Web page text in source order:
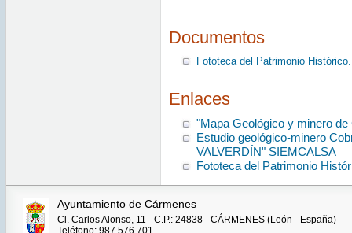
Documentos
Fototeca del Patrimonio
Enlaces
"Mapa Geológico y minero
Estudio geológico-minero
VALVERDÍN" SIEMCALSA
Fototeca del Patrimonio
Ayuntamiento de Cármenes
Cl. Carlos Alonso, 11 - C.P.: 24838 - CÁRMENES (León - España)
Teléfono: 987 576 701